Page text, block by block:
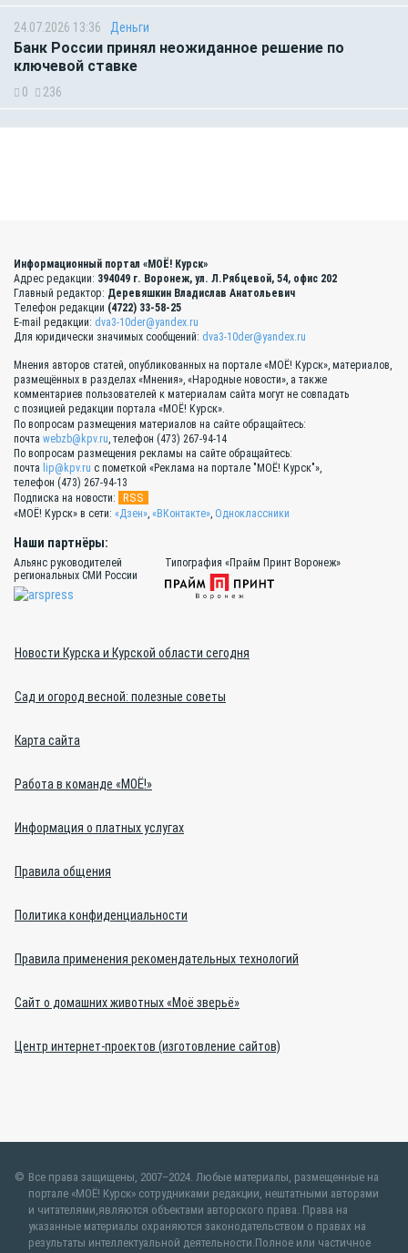
24.07.2026 13:36 Деньги
Банк России принял неожиданное решение по
ключевой ставке
0 236
Информационный портал «МОЁ! Курск»
Адрес редакции: 394049 г. Воронеж, ул. Л.Рябцевой, 54, офис 202
Главный редактор: Деревяшкин Владислав Анатольевич
Телефон редакции (4722) 33-58-25
E-mail редакции: dva3-10der@yandex.ru
Для юридически значимых сообщений: dva3-10der@yandex.ru
Мнения авторов статей, опубликованных на портале «МОЁ! Курск», материалов,
размещённых в разделах «Мнения», «Народные новости», а также
комментариев пользователей к материалам сайта могут не совпадать
с позицией редакции портала «МОЁ! Курск».
По вопросам размещения материалов на сайте обращайтесь:
почта webzb@kpv.ru, телефон (473) 267-94-14
По вопросам размещения рекламы на сайте обращайтесь:
почта lip@kpv.ru с пометкой «Реклама на портале "МОЁ! Курск"»,
телефон (473) 267-94-13
Подписка на новости:
RSS
«МОЁ! Курск» в сети: «Дзен», «ВКонтакте», Одноклассники
Наши партнёры:
Альянс руководителей
региональных СМИ России
Типография «Прайм Принт Воронеж»
Новости Курска и Курской области сегодня
Сад и огород весной: полезные советы
Карта сайта
Работа в команде «МОЁ!»
Информация о платных услугах
Правила общения
Политика конфиденциальности
Правила применения рекомендательных технологий
Сайт о домашних животных «Моё зверьё»
Центр интернет-проектов (изготовление сайтов)
Все права защищены, 2007–2024. Любые материалы, размещенные на
портале «МОЁ! Курск» сотрудниками редакции, нештатными авторами
и читателями,являются объектами авторского права. Права на
указанные материалы охраняются законодательством о правах на
результаты интеллектуальной деятельности.Полное или частичное